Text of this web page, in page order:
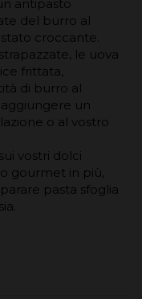
antipasto
del burro al
croccante.
le uova
frittata,
di burro al
un
o al vostro
vostri dolci
gourmet in più,
pasta sfoglia